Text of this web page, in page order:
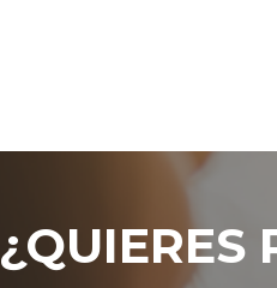
¿QUIERES